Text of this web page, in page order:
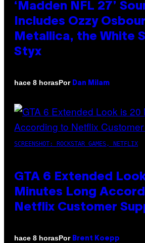
‘Madden NFL 27’
Includes Ozzy
Metallica, the White
Styx
hace 8 horasPor Dan Milam
SCREENSHOT: ROCKSTAR GAMES, NETFLIX
GTA 6 Extended
Minutes Long
Netflix Customer
hace 8 horasPor Brent Koepp